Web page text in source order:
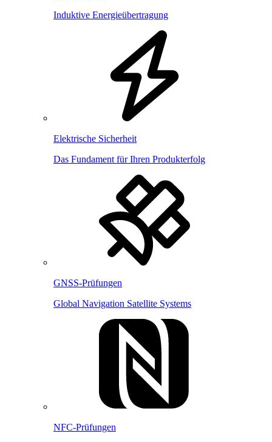
Induktive Energieübertragung
Elektrische Sicherheit
Das Fundament für Ihren Produkterfolg
GNSS-Prüfungen
Global Navigation Satellite Systems
NFC-Prüfungen